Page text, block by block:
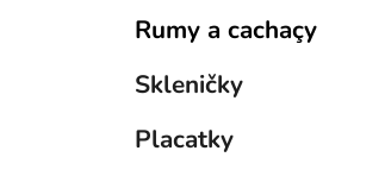
Přeskočit
kategorie
Rumy a cachaçy
Skleničky
Placatky